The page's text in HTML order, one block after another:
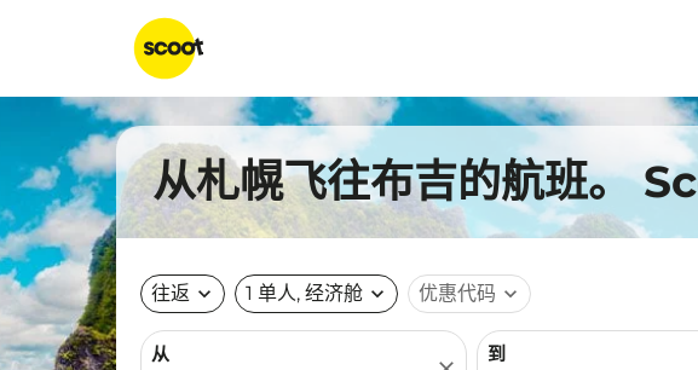
从札幌飞往布吉的航班。
往返 expand_more 1 单人, 经济舱 expand_more 优惠代码 expand_more
从 到